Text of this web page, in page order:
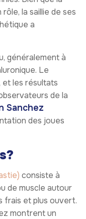
la saillie de ses
a
généralement à
Le
et les résultats
de la
Sanchez
des joues
consiste à
de muscle autour
frais et plus ouvert.
montrent un